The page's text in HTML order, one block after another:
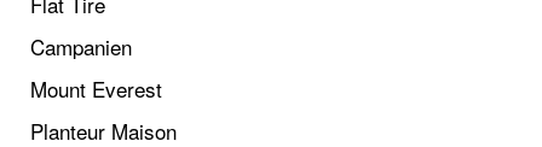
Campanien
Mount Everest
Planteur Maison